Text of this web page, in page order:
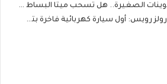
أول سيارة كهربائية فاخرة بتصميم استثنائي